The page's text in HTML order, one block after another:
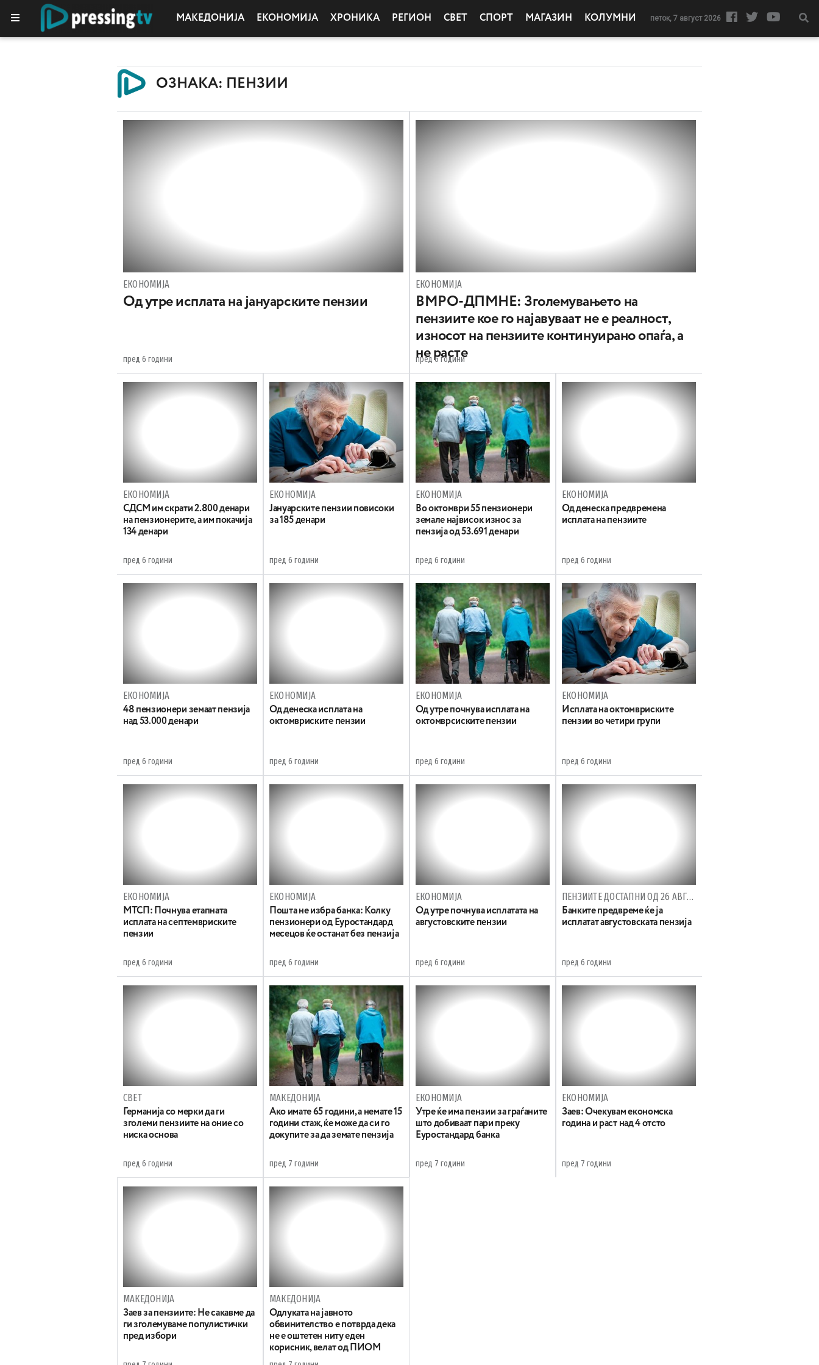
МАКЕДОНИЈА ЕКОНОМИЈА ХРОНИКА РЕГИОН СВЕТ СПОРТ МАГАЗИН КОЛУМНИ петок, 7 август 2026
ОЗНАКА: ПЕНЗИИ
ЕКОНОМИЈА
Од утре исплата на јануарските пензии
пред 6 години
ЕКОНОМИЈА
ВМРО-ДПМНЕ: Зголемувањето на
пензиите кое го најавуваат не е реалност,
износот на пензиите континуирано опаѓа, а
не расте
пред 6 години
ЕКОНОМИЈА
СДСМ им скрати 2.800 денари
на пензионерите, а им покачија
134 денари
пред 6 години
ЕКОНОМИЈА
Јануарските пензии повисоки
за 185 денари
пред 6 години
ЕКОНОМИЈА
Во октомври 55 пензионери
земале највисок износ за
пензија од 53.691 денари
пред 6 години
ЕКОНОМИЈА
Од денеска предвремена
исплата на пензиите
пред 6 години
ЕКОНОМИЈА
48 пензионери земаат пензија
над 53.000 денари
пред 6 години
ЕКОНОМИЈА
Од денеска исплата на
октомвриските пензии
пред 6 години
ЕКОНОМИЈА
Од утре почнува исплата на
октомврсиските пензии
пред 6 години
ЕКОНОМИЈА
Исплата на октомвриските
пензии во четири групи
пред 6 години
ЕКОНОМИЈА
МТСП: Почнува етапната
исплата на септемвриските
пензии
пред 6 години
ЕКОНОМИЈА
Пошта не избра банка: Колку
пензионери од Еуростандард
месецов ќе останат без пензија
пред 6 години
ЕКОНОМИЈА
Oд утре почнува исплатата на
августовските пензии
пред 6 години
ПЕНЗИИТЕ ДОСТАПНИ ОД 26 АВГУСТ
Банките предвреме ќе ја
исплатат августовската пензија
пред 6 години
СВЕТ
Германија со мерки да ги
зголеми пензиите на оние со
ниска основа
пред 6 години
МАКЕДОНИЈА
Ако имате 65 години, а немате 15
години стаж, ќе може да си го
докупите за да земате пензија
пред 7 години
ЕКОНОМИЈА
Утре ќе има пензии за граѓаните
што добиваат пари преку
Еуростандард банка
пред 7 години
ЕКОНОМИЈА
Заев: Oчекувам економска
година и раст над 4 отсто
пред 7 години
МАКЕДОНИЈА
Заев за пензиите: Не сакавме да
ги зголемуваме популистички
пред избори
МАКЕДОНИЈА
Одлуката на јавното
обвинителство е потврда дека
не е оштетен ниту еден
корисник, велат од ПИОМ